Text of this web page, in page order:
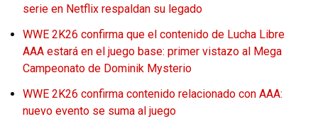
serie en Netflix respaldan su legado
WWE 2K26 confirma que el contenido de Lucha Libre
AAA estará en el juego base: primer vistazo al Mega
Campeonato de Dominik Mysterio
WWE 2K26 confirma contenido relacionado con AAA:
nuevo evento se suma al juego